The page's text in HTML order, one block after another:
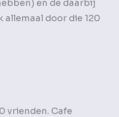
en de daarbij
door die 120
vrienden. Cafe